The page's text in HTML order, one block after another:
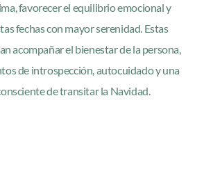
favorecer el equilibrio emocional y
fechas con mayor serenidad. Estas
acompañar el bienestar de la persona,
de introspección, autocuidado y una
de transitar la Navidad.